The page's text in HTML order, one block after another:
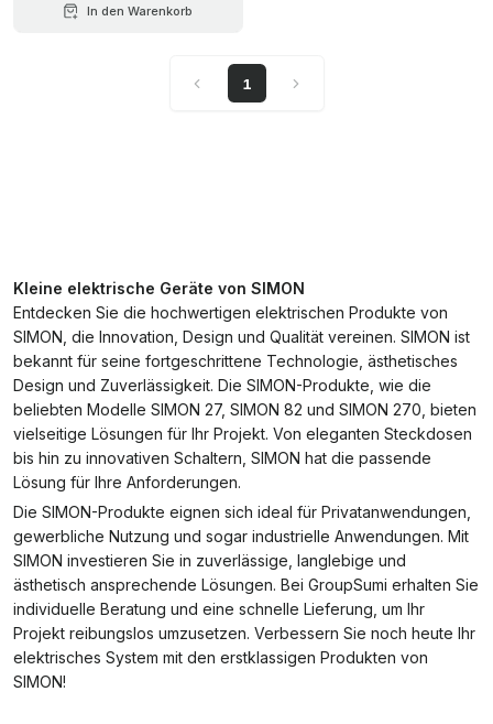
In den Warenkorb
1
Kleine elektrische Geräte von SIMON
Entdecken Sie die hochwertigen elektrischen Produkte von
SIMON, die Innovation, Design und Qualität vereinen. SIMON ist
bekannt für seine fortgeschrittene Technologie, ästhetisches
Design und Zuverlässigkeit. Die SIMON-Produkte, wie die
beliebten Modelle SIMON 27, SIMON 82 und SIMON 270, bieten
vielseitige Lösungen für Ihr Projekt. Von eleganten Steckdosen
bis hin zu innovativen Schaltern, SIMON hat die passende
Lösung für Ihre Anforderungen.
Die SIMON-Produkte eignen sich ideal für Privatanwendungen,
gewerbliche Nutzung und sogar industrielle Anwendungen. Mit
SIMON investieren Sie in zuverlässige, langlebige und
ästhetisch ansprechende Lösungen. Bei GroupSumi erhalten Sie
individuelle Beratung und eine schnelle Lieferung, um Ihr
Projekt reibungslos umzusetzen. Verbessern Sie noch heute Ihr
elektrisches System mit den erstklassigen Produkten von
SIMON!